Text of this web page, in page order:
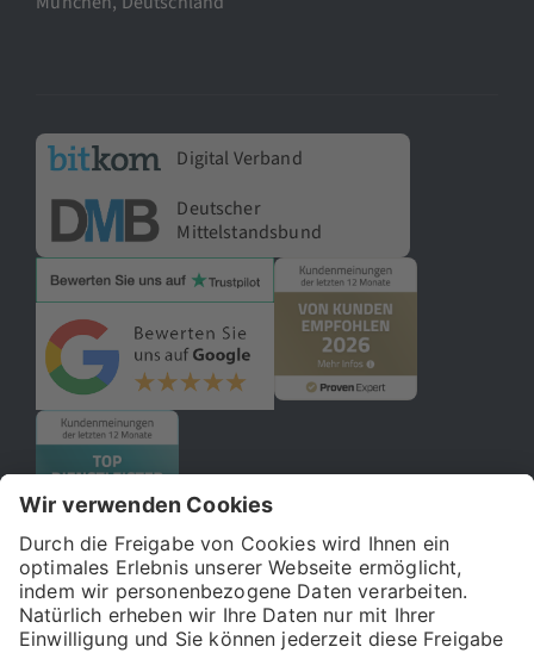
Digital Verband
Deutscher
Mittelstandsbund